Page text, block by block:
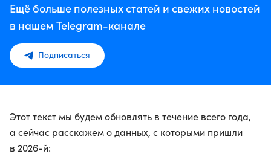
Ещё больше полезных статей и свежих новостей
в нашем Telegram-канале
Подписаться
Этот текст мы будем обновлять в течение всего года,
а сейчас расскажем о данных, с которыми пришли
в 2026-й: